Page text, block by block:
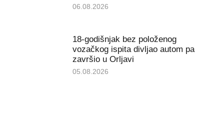
06.08.2026
18-godišnjak bez položenog
vozačkog ispita divljao autom pa
završio u Orljavi
05.08.2026